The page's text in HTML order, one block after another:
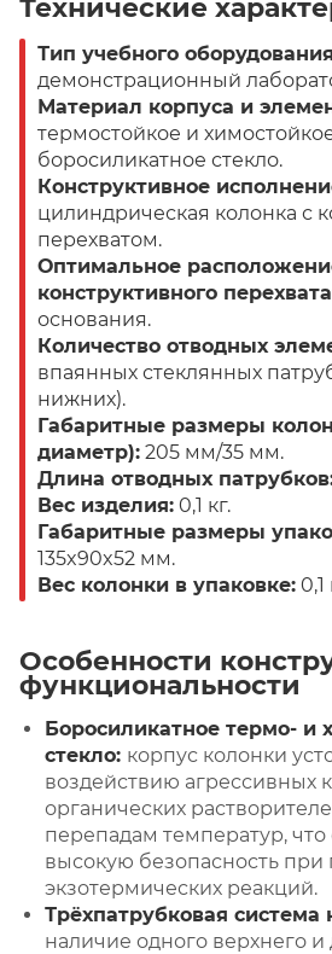
Технические
Тип учебного
демонстрационный
Материал корпуса и
термостойкое и
боросиликатное стекло.
Конструктивное
цилиндрическая колонка с
перехватом.
Оптимальное
конструктивного
основания.
Количество отводных
впаянных стеклянных
нижних).
Габаритные размеры
диаметр): 205 мм/35 мм.
Длина отводных
Вес изделия: 0,1 кг.
Габаритные размеры
135x90x52 мм.
Вес колонки в упаковке: 0,1
Особенности
функциональности
Боросиликатное термо- и
стекло: корпус колонки
воздействию агрессивных
органических
перепадам температур,
высокую безопасность
экзотермических реакций.
Трёхпатрубковая система
наличие одного верхнего